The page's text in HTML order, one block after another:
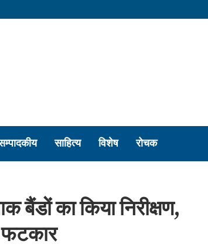
साहित्य विशेष रोचक
का किया निरीक्षण,
फटकार